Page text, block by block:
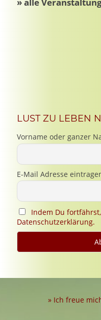
LUST ZU LEBEN
Vorname oder ganzer
E-Mail Adresse
Indem Du
Datenschutzerklärung.
» Ich freue